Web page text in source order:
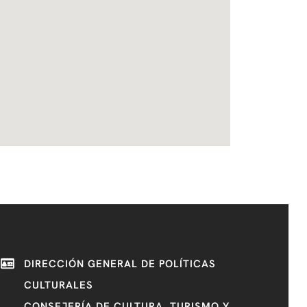
DIRECCIÓN GENERAL DE POLÍTICAS
CULTURALES